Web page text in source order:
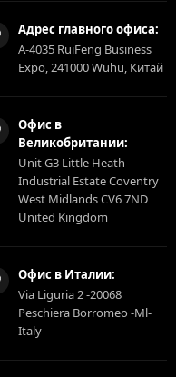
Адрес главного офиса:
A-4035 RuiFeng Business
Expo, 241000 Wuhu, Китай
Офис в
Великобритании:
Unit G3 Little Heath
Industrial Estate Coventry
West Midlands CV6 7ND
United Kingdom
Офис в Италии:
Via Liguria 2 -20068
Peschiera Borromeo -Ml-
Italy